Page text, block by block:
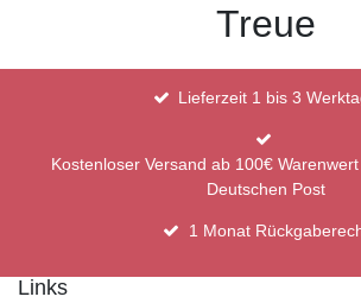
Treue
Lieferzeit 1 bis 3
Kostenloser Versand ab 100€
Deutschen Post
1 Monat
Links